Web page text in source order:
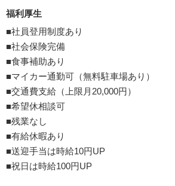
福利厚生
■社員登用制度あり
■社会保険完備
■食事補助あり
■マイカー通勤可（無料駐車場あり）
■交通費支給（上限月20,000円）
■希望休相談可
■残業なし
■有給休暇あり
■送迎手当は時給10円UP
■祝日は時給100円UP